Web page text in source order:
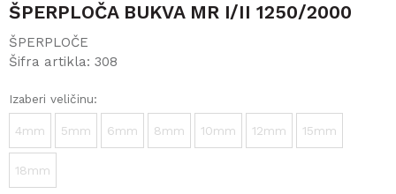
ŠPERPLOČA BUKVA MR I/II 1250/2000
ŠPERPLOČE
Šifra artikla: 308
Izaberi veličinu:
4mm 5mm 6mm 8mm 10mm 12mm 15mm
18mm